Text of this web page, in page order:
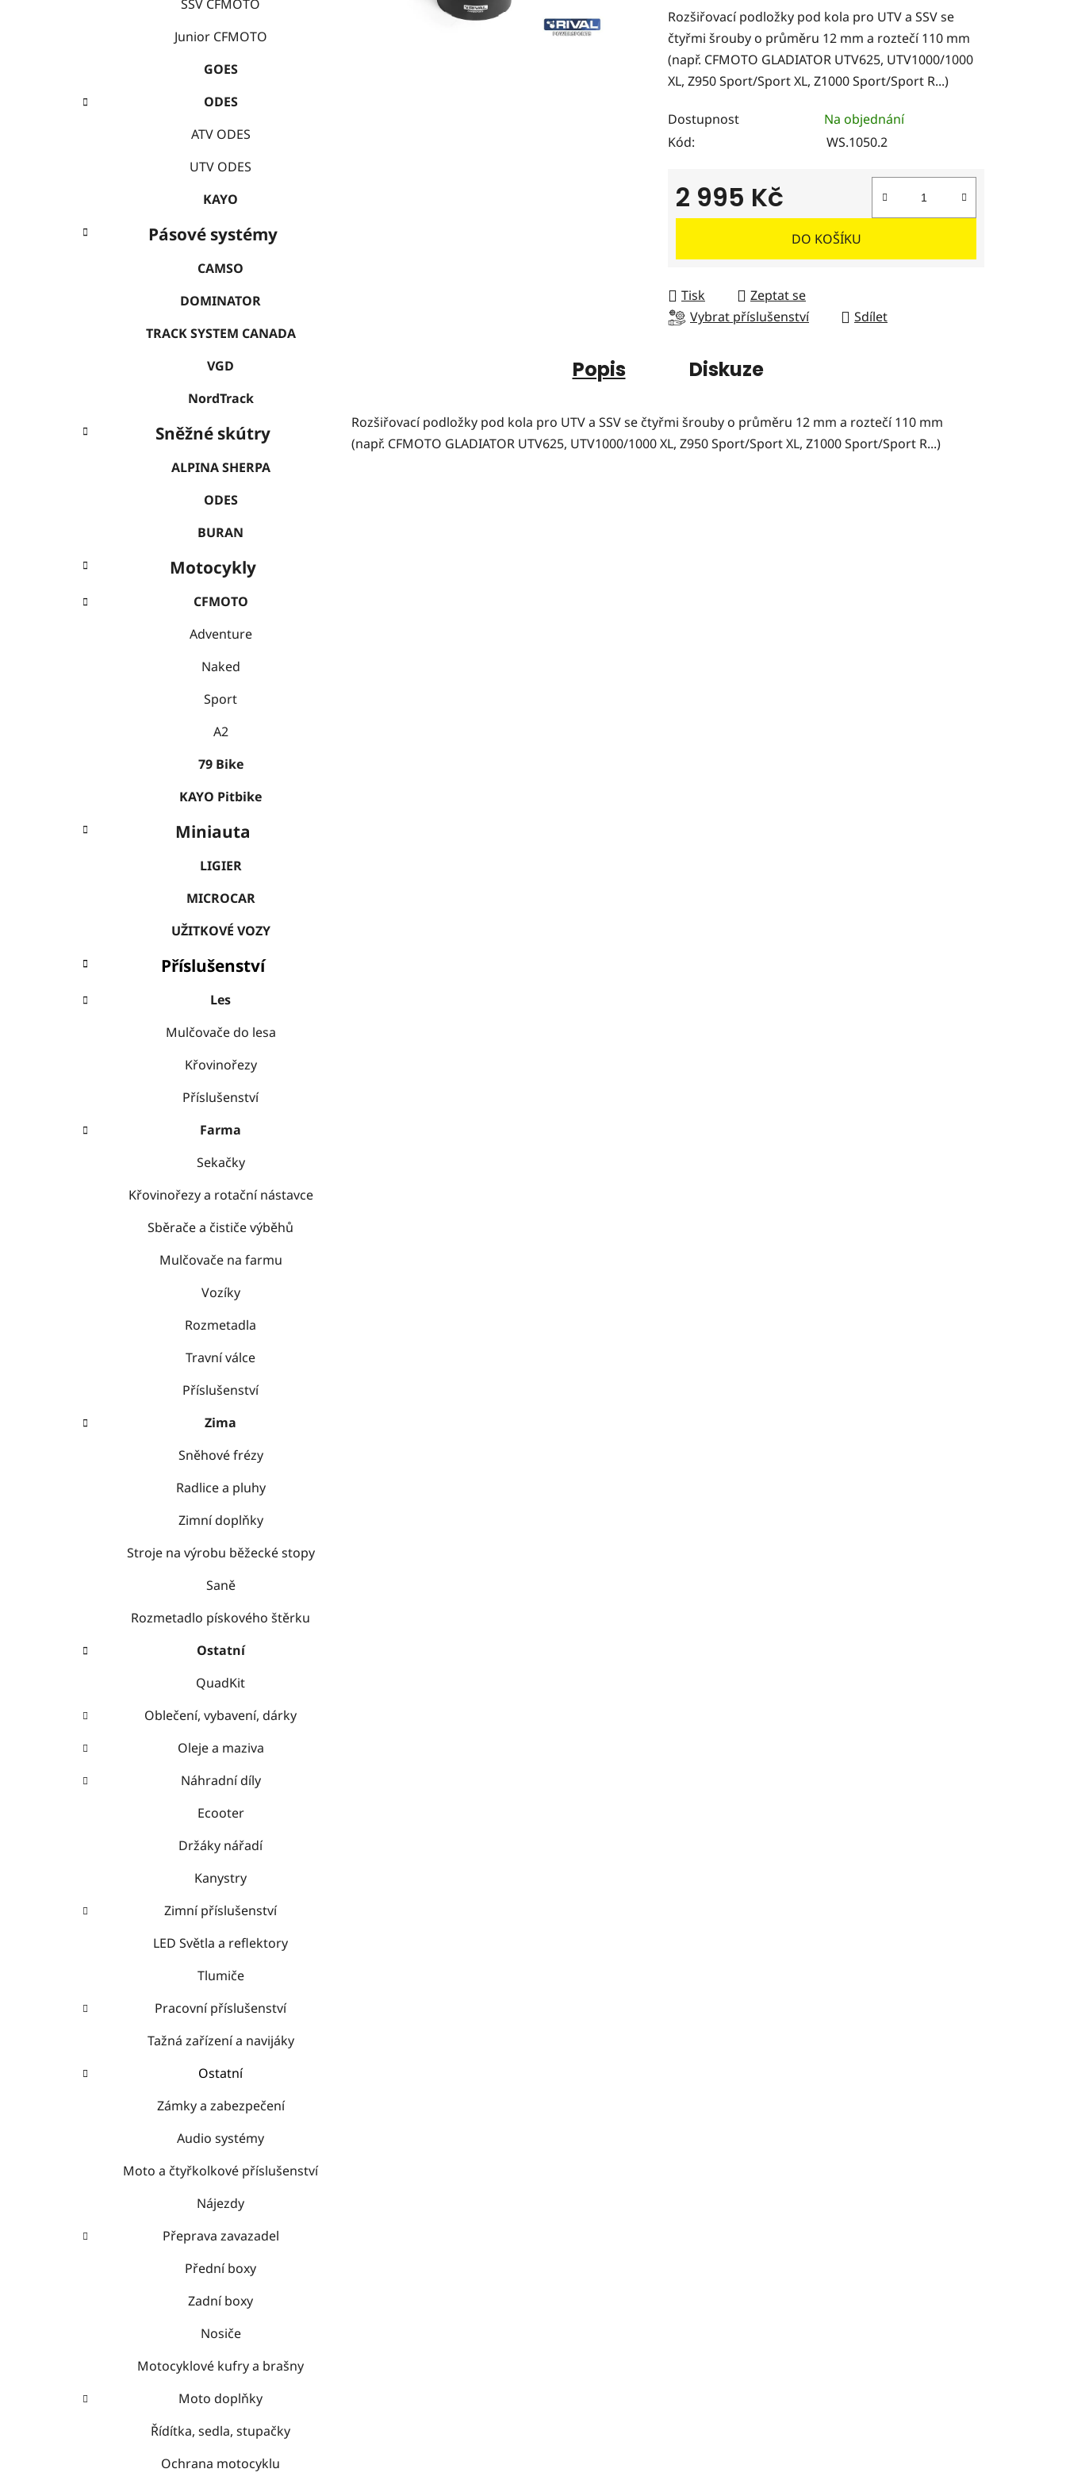
SSV CFMOTO
Junior CFMOTO
GOES
ODES
ATV ODES
UTV ODES
KAYO
Pásové systémy
CAMSO
DOMINATOR
TRACK SYSTEM CANADA
VGD
NordTrack
Sněžné skútry
ALPINA SHERPA
ODES
BURAN
Motocykly
CFMOTO
Adventure
Naked
Sport
A2
79 Bike
KAYO Pitbike
Miniauta
LIGIER
MICROCAR
UŽITKOVÉ VOZY
Příslušenství
Les
Mulčovače do lesa
Křovinořezy
Příslušenství
Farma
Sekačky
Křovinořezy a rotační nástavce
Sběrače a čističe výběhů
Mulčovače na farmu
Vozíky
Rozmetadla
Travní válce
Příslušenství
Zima
Sněhové frézy
Radlice a pluhy
Zimní doplňky
Stroje na výrobu běžecké stopy
Saně
Rozmetadlo pískového štěrku
Ostatní
QuadKit
Oblečení, vybavení, dárky
Oleje a maziva
Náhradní díly
Ecooter
Držáky nářadí
Kanystry
Zimní příslušenství
LED Světla a reflektory
Tlumiče
Pracovní příslušenství
Tažná zařízení a navijáky
Ostatní
Zámky a zabezpečení
Audio systémy
Moto a čtyřkolkové příslušenství
Nájezdy
Přeprava zavazadel
Přední boxy
Zadní boxy
Nosiče
Motocyklové kufry a brašny
Moto doplňky
Řídítka, sedla, stupačky
Ochrana motocyklu
je
0,0
z
5
Rozšiřovací podložky pod kola pro UTV a SSV se
čtyřmi šrouby o průměru 12 mm a roztečí 110 mm
(např. CFMOTO GLADIATOR UTV625, UTV1000/1000
XL, Z950 Sport/Sport XL, Z1000 Sport/Sport R...)
Dostupnost
Na objednání
Kód:
WS.1050.2
2 995 Kč
Měrná cena:
DO KOŠÍKU
Tisk
Zeptat se
Vybrat příslušenství
Sdílet
Popis Diskuze
Rozšiřovací podložky pod kola pro UTV a SSV se čtyřmi šrouby o průměru 12 mm a roztečí 110 mm
(např. CFMOTO GLADIATOR UTV625, UTV1000/1000 XL, Z950 Sport/Sport XL, Z1000 Sport/Sport R...)